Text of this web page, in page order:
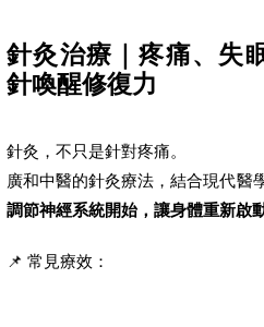
針灸治療｜疼痛、失
針喚醒修復力
針灸，不只是針對疼痛。
廣和中醫的針灸療法，結合現代醫
調節神經系統開始，讓身體重新啟
📌 常見療效：